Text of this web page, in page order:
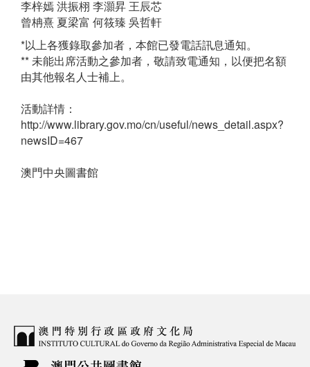
李梓嫣 洪振栩 李灝昇 王辰芯
曾柟熹 夏梁富 何筱臻 吳哲軒
*以上各獲錄取參加者，本館已發電話訊息通知。
** 未能出席活動之參加者，敬請致電通知，以便把名額
由其他報名人士補上。
活動詳情：
http://www.library.gov.mo/cn/useful/news_detail.aspx?
newsID=467
澳門中央圖書館